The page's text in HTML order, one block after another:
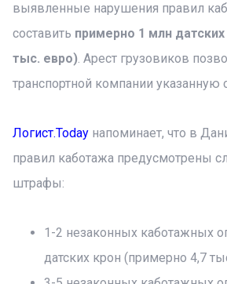
выявленные нарушения правил
составить примерно 1 млн
тыс. евро). Арест грузовиков
транспортной компании указанную
Логист.Today напоминает, что в
правил каботажа предусмотрены
штрафы:
1-2 незаконных каботажных
датских крон (примерно 4,7